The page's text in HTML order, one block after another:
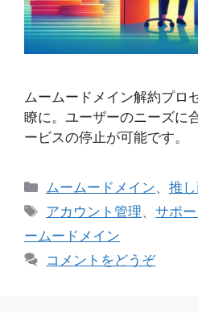
ムームードメイン解約プロ
瞭に。ユーザーのニーズに
ービスの停止が可能です。
カ
テ
リ
ー
ムームードメイン、推
タ
アカウント管理、サポー
ームードメイン
コメントをどうぞ